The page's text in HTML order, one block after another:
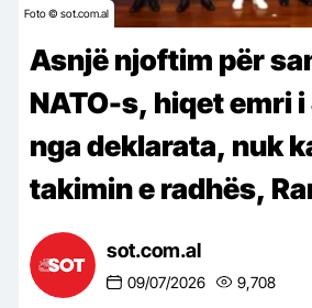
Foto © sot.com.al
Asnjë njoftim për
NATO-s, hiqet emri
nga deklarata, nuk
takimin e radhës,
sot.com.al
09/07/2026 9,708